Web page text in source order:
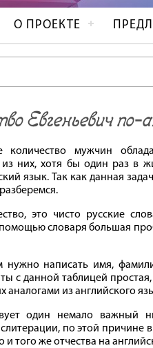
О ПРОЕКТЕ
Евгеньевич
мужчин
них, хотя бы один раз в
язык. Так как данная
это чисто русские
словаря большая
нужно написать имя,
с данной таблицей
аналогами из английского
один немало важный
по этой причине
того же отчества на